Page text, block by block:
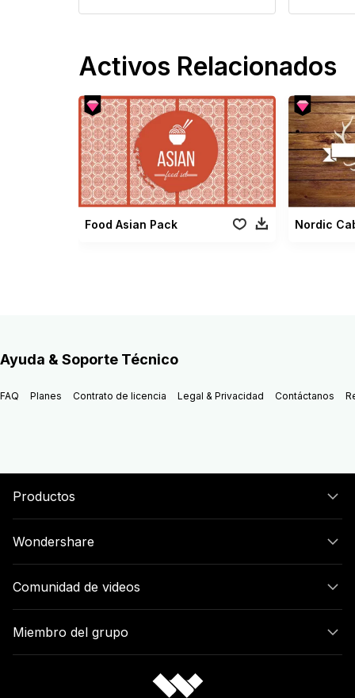
Activos Relacionados
Food Asian Pack Nordic
Ayuda & Soporte Técnico
FAQ Planes Contrato de licencia Legal & Privacidad Contáctanos
Productos
Wondershare
Comunidad de videos
Miembro del grupo